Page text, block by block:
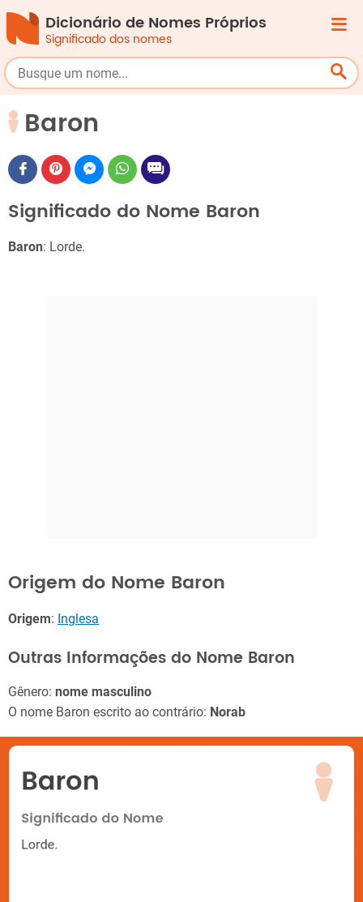
Dicionário de Nomes Próprios
Significado dos nomes
Baron
Significado do Nome Baron
Baron: Lorde.
Origem do Nome Baron
Origem: Inglesa
Outras Informações do Nome Baron
Gênero: nome masculino
O nome Baron escrito ao contrário: Norab